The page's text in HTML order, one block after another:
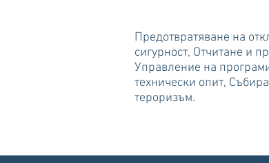
Предотвратяване на
сигурност, Отчитане и
Управление на
технически опит,
тероризъм.